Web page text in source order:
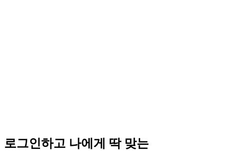
로그인하고 나에게 딱 맞는